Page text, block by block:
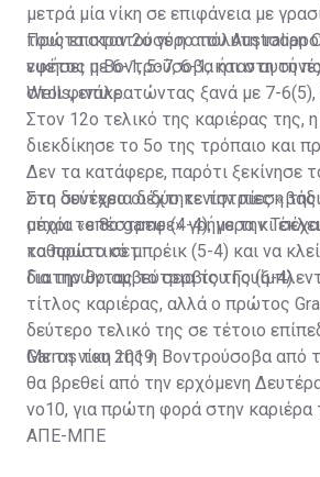
κάνει το «μπαμ» το 2022,
6(5) στον ημιτελικό της Μαδρίτης.
Ο Σέρβος πήρε το αίμα του πίσω στα
φετινού Roland Garros, όπου
1, 6-1 στα ημιτελικά και έβαλε
τρόπαιο.
μετρά μία νίκη σε επιφάνεια με
τους επικρατούσε η απόλυτη
εφέτος η Βοντρούσοβα ήταν αυτή
στοι φινάλε.
Πρώτα στον 2ο γύρο του Australian
νικήσει με 6-1, 5-7, 6-1, και στη
Wells, επικρατώντας ξανά με 7-6(5),
Στον 12ο τελικό της καριέρας της,
διεκδίκησε το 5ο της τρόπαιο και
Δεν τα κατάφερε, παρότι ξεκίνησε
στη συνέχεια δέχτηκε την πίεση
οποία «επέστρεψε» γρήγορα κι
το πρώτο σετ.
Στο δεύτερο οι δύο τενίστριες
μέχρι το 8ο game (4-4), με την
καθοριστικό μπρέικ (5-4) και να
διατηρώντας το σερβίς της (6-4).
Για την θριαμβεύτρια του
τίτλος καριέρας, αλλά ο πρώτος
δεύτερο τελικό της σε τέτοιο
Garros του 2019.
Με τη νίκη της η Βοντρούσοβα από
θα βρεθεί από την ερχόμενη
νο10, για πρώτη φορά στην καριέρα
ΑΠΕ-ΜΠΕ